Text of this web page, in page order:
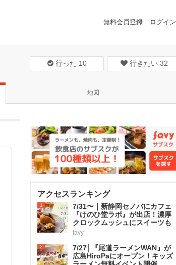
無料会員登録 ログイン
行った 10 行きたい 32
地図
アクセスランキング
1
7/31〜｜新静岡セノバにカフェ
『けのひ堂ラボ』が出店！濃厚
クロックムッシュにスイーツも
favy
2
7/27│『尾道ラーメンWAN』が
広島HiroPaにオープン！キッズ